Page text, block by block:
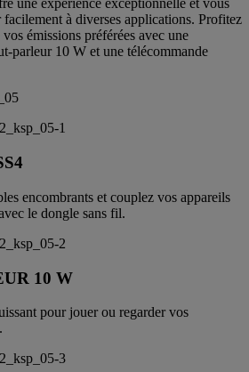
une expérience exceptionnelle et vous
à diverses applications. Profitez
émissions préférées avec une
parleur 10 W et une télécommande
encombrants et couplez vos appareils
le dongle sans fil.
10 W
pour jouer ou regarder vos